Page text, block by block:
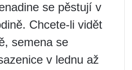
se pěstují v
Chcete-li vidět
semena se
v lednu až